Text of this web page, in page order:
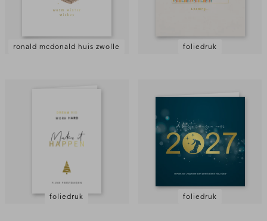
ronald mcdonald huis zwolle foliedruk
foliedruk foliedruk